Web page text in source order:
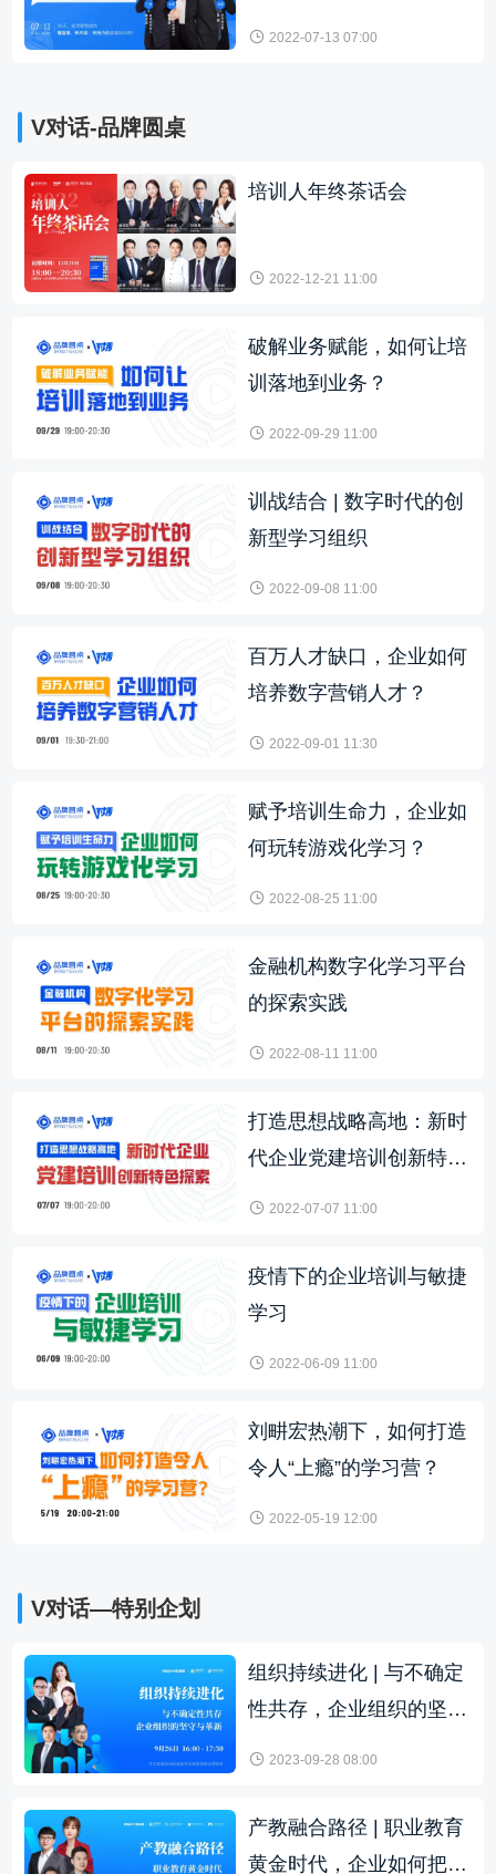
2022-07-13 07:00
V对话-品牌圆桌
培训人年终茶话会
2022-12-21 11:00
破解业务赋能，如何让培
训落地到业务？
2022-09-29 11:00
训战结合 | 数字时代的创
新型学习组织
2022-09-08 11:00
百万人才缺口，企业如何
培养数字营销人才？
2022-09-01 11:30
赋予培训生命力，企业如
何玩转游戏化学习？
2022-08-25 11:00
金融机构数字化学习平台
的探索实践
2022-08-11 11:00
打造思想战略高地：新时
代企业党建培训创新特色
2022-07-07 11:00
疫情下的企业培训与敏捷
学习
2022-06-09 11:00
刘畊宏热潮下，如何打造
令人“上瘾”的学习营？
2022-05-19 12:00
V对话—特别企划
组织持续进化 | 与不确定
性共存，企业组织的坚守
2023-09-28 08:00
产教融合路径 | 职业教育
黄金时代，企业如何把